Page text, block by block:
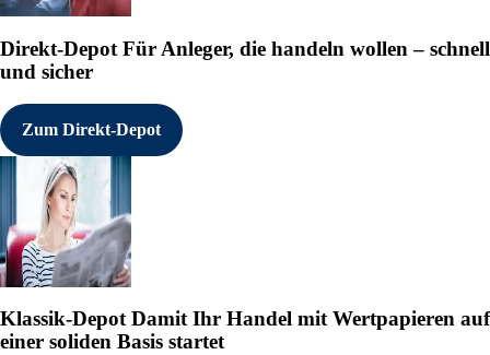
Direkt-Depot Für Anleger, die handeln wollen – schnell
und sicher
Zum Direkt-Depot
Klassik-DepotDamit Ihr Handel mit Wertpapieren auf
einer soliden Basis startet